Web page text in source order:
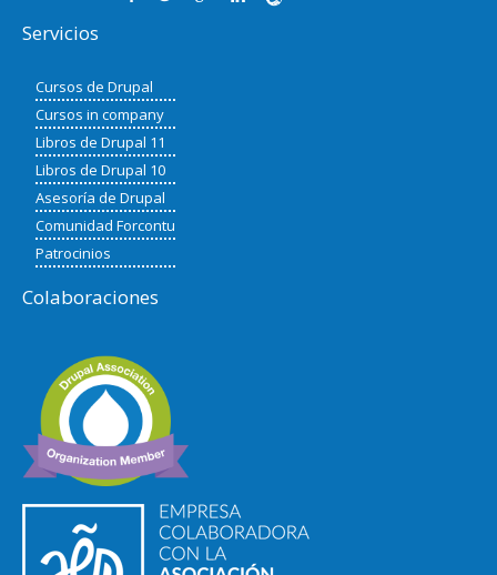
Servicios
Cursos de Drupal
Cursos in company
Libros de Drupal 11
Libros de Drupal 10
Asesoría de Drupal
Comunidad Forcontu
Patrocinios
Colaboraciones